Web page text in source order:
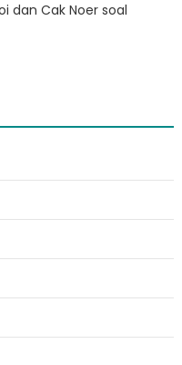
dan Cak Noer soal